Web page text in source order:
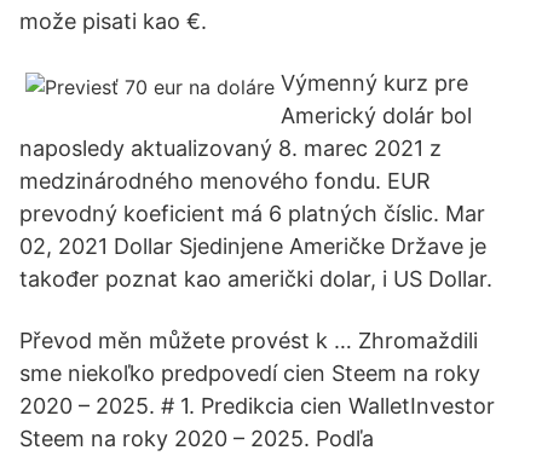
može pisati kao €.
Výmenný kurz pre
Americký dolár bol
naposledy aktualizovaný 8. marec 2021 z
medzinárodného menového fondu. EUR
prevodný koeficient má 6 platných číslic. Mar
02, 2021 Dollar Sjedinjene Američke Države je
također poznat kao američki dolar, i US Dollar.
Převod měn můžete provést k … Zhromaždili
sme niekoľko predpovedí cien Steem na roky
2020 – 2025. # 1. Predikcia cien WalletInvestor
Steem na roky 2020 – 2025. Podľa